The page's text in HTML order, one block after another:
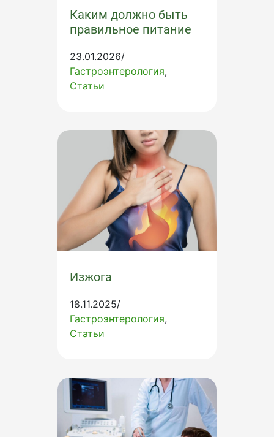
Каким должно быть
правильное питание
23.01.2026/
Гастроэнтерология
Статьи
Изжога
18.11.2025/
Гастроэнтерология
Статьи